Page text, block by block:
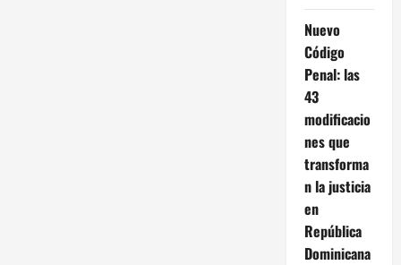
Nuevo
Código
Penal: las
43
modificacio
nes que
transforma
n la justicia
en
República
Dominicana